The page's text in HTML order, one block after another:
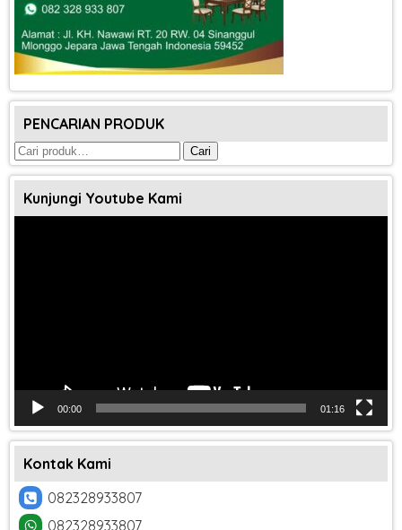
PENCARIAN PRODUK
Pencarian
untuk:
Cari
Kunjungi Youtube Kami
00:00 01:16
Kontak Kami
082328933807
082328933807